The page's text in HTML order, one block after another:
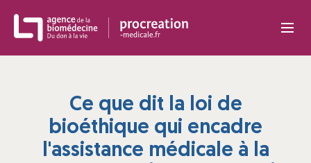
Ce que dit la loi de
bioéthique qui encadre
l'assistance médicale à la